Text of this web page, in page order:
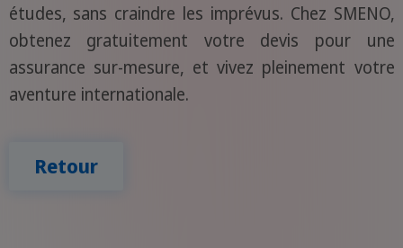
études, sans craindre les imprévus. Chez SMENO,
obtenez gratuitement votre devis pour une
assurance sur-mesure, et vivez pleinement votre
aventure internationale.
Retour